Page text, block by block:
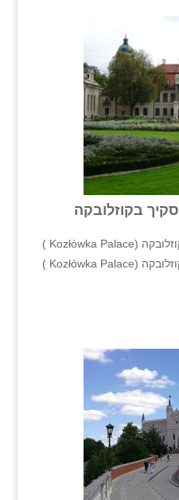
בקוזלובקה
ארמון של משפחת זמויסקיך בקוזלובקה (Kozłówka Palace )
ארמון של משפחת זמויסקיך בקוזלובקה (Kozłówka Palace )